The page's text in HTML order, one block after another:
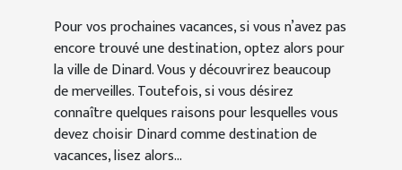
Pour vos prochaines vacances, si vous n’avez pas
encore trouvé une destination, optez alors pour
la ville de Dinard. Vous y découvrirez beaucoup
de merveilles. Toutefois, si vous désirez
connaître quelques raisons pour lesquelles vous
devez choisir Dinard comme destination de
vacances, lisez alors...